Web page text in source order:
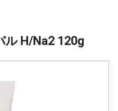
ル H/Na2 120g